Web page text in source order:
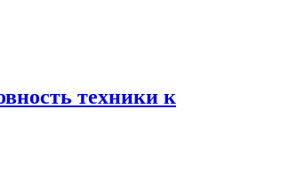
техники к